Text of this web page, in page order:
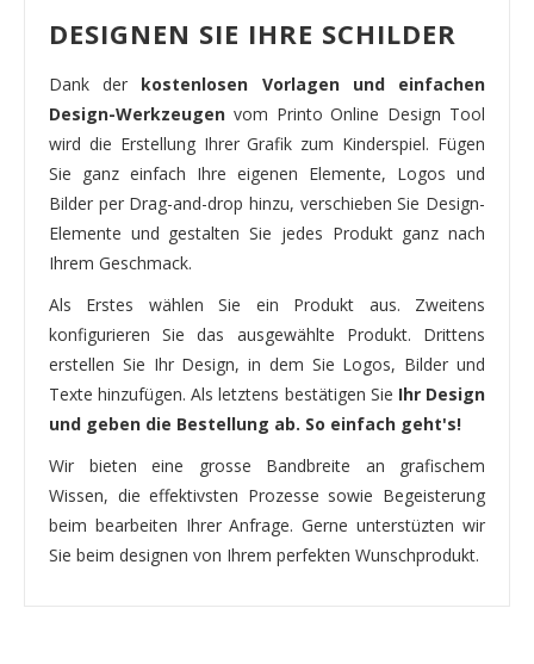
DESIGNEN SIE IHRE SCHILDER
Dank der kostenlosen Vorlagen und einfachen
Design-Werkzeugen vom Printo Online Design Tool
wird die Erstellung Ihrer Grafik zum Kinderspiel. Fügen
Sie ganz einfach Ihre eigenen Elemente, Logos und
Bilder per Drag-and-drop hinzu, verschieben Sie Design-
Elemente und gestalten Sie jedes Produkt ganz nach
Ihrem Geschmack.
Als Erstes wählen Sie ein Produkt aus. Zweitens
konfigurieren Sie das ausgewählte Produkt. Drittens
erstellen Sie Ihr Design, in dem Sie Logos, Bilder und
Texte hinzufügen. Als letztens bestätigen Sie Ihr Design
und geben die Bestellung ab. So einfach geht's!
Wir bieten eine grosse Bandbreite an grafischem
Wissen, die effektivsten Prozesse sowie Begeisterung
beim bearbeiten Ihrer Anfrage. Gerne unterstüzten wir
Sie beim designen von Ihrem perfekten Wunschprodukt.